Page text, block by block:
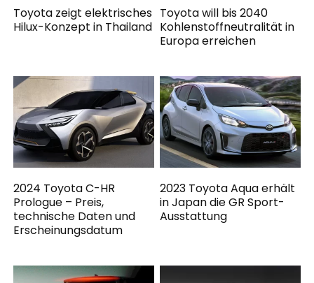
Toyota zeigt elektrisches
Hilux-Konzept in Thailand
Toyota will bis 2040
Kohlenstoffneutralität in
Europa erreichen
2024 Toyota C-HR
Prologue – Preis,
technische Daten und
Erscheinungsdatum
2023 Toyota Aqua erhält
in Japan die GR Sport-
Ausstattung